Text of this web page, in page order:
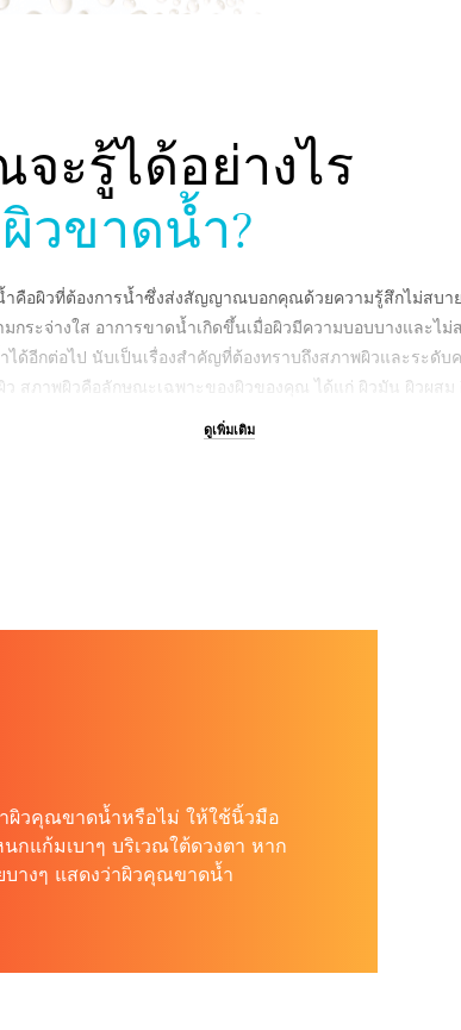
ะรู้ได้อย่างไร
วขาดน้ำ?
ำคือผิวที่ต้องการน้ำซึ่งส่งสัญญาณบอกคุณด้วยความรู้สึกไม่สบา
กระจ่างใส อาการขาดน้ำเกิดขึ้นเมื่อผิวมีความบอบบางและไม่
ได้อีกต่อไป นับเป็นเรื่องสำคัญที่ต้องทราบถึงสภาพผิวและระดับ
ว สภาพผิวคือลักษณะเฉพาะของผิวของคุณ ได้แก่ ผิวมัน ผิวผสม
หรือผิวแห้ง ผิวขาดน้ำเป็นสภาวะที่เกิดในบางช่วงเวลาที่ส่งผลก
ดูเพิ่มเติม
ผิวคุณขาดน้ำหรือไม่ ให้ใช้นิ้วมือ
กแก้มเบาๆ บริเวณใต้ดวงตา หาก
บางๆ แสดงว่าผิวคุณขาดน้ำ